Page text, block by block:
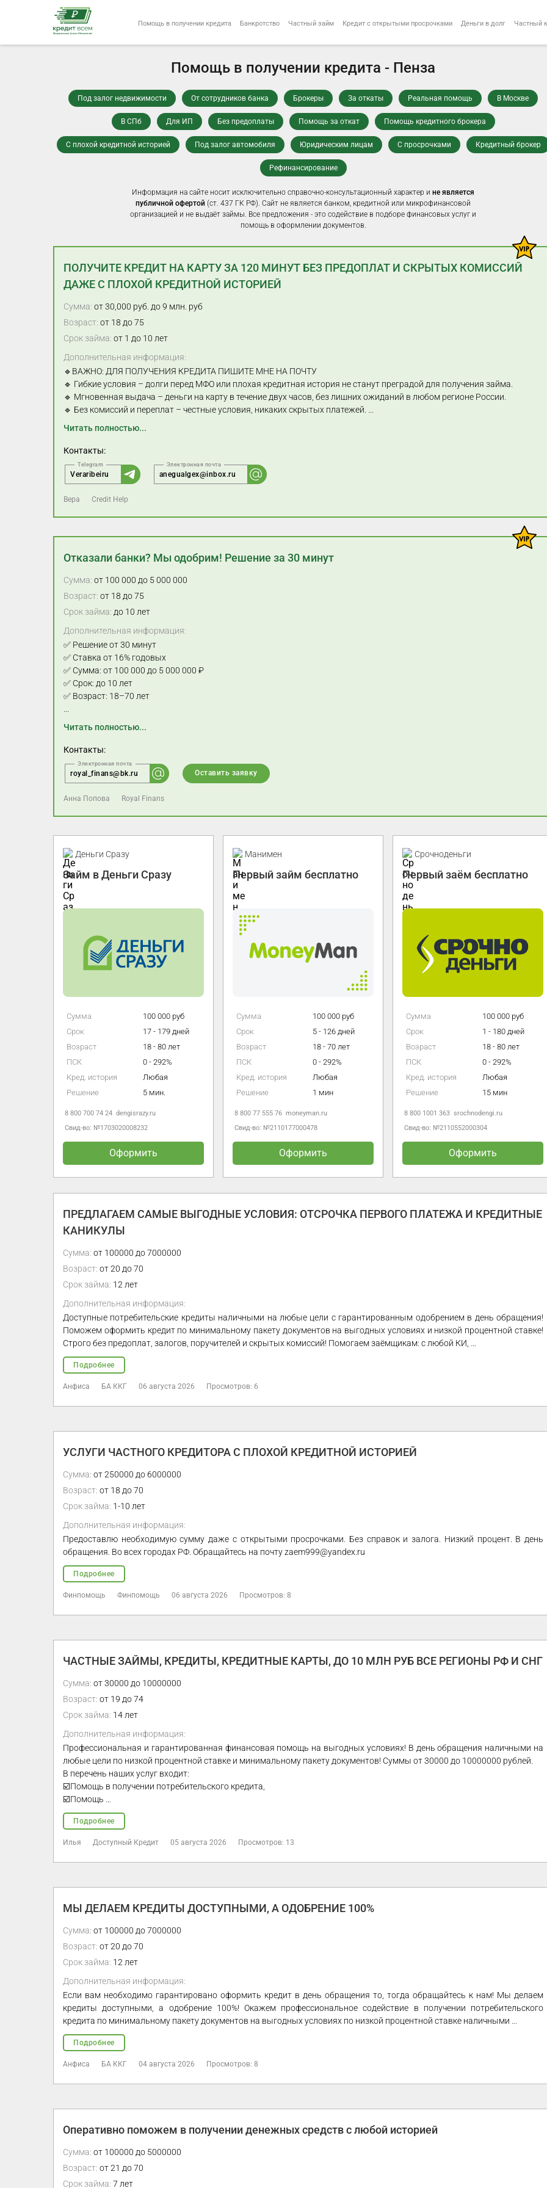
Помощь в получении кредита Банкротство Частный займ Кредит с открытыми просрочками Деньги в долг Частный
Помощь в получении кредита - Пенза
Под залог недвижимости От сотрудников банка Брокеры За откаты Реальная помощь В Москве
В СПб Для ИП Без предоплаты Помощь за откат Помощь кредитного брокера
С плохой кредитной историей Под залог автомобиля Юридическим лицам С просрочками Кредитный брокер
Рефинансирование
Информация на сайте носит исключительно справочно-консультационный характер и не является
публичной офертой (ст. 437 ГК РФ). Сайт не является банком, кредитной или микрофинансовой
организацией и не выдаёт займы. Все предложения - это содействие в подборе финансовых услуг и
помощь в оформлении документов.
ПОЛУЧИТЕ КРЕДИТ НА КАРТУ ЗА 120 МИНУТ БЕЗ ПРЕДОПЛАТ И СКРЫТЫХ КОМИССИЙ
ДАЖЕ С ПЛОХОЙ КРЕДИТНОЙ ИСТОРИЕЙ
Сумма: от 30,000 руб. до 9 млн. руб
Возраст: от 18 до 75
Срок займа: от 1 до 10 лет
Дополнительная информация:
🔹ВАЖНО: ДЛЯ ПОЛУЧЕНИЯ КРЕДИТА ПИШИТЕ МНЕ НА ПОЧТУ
🔹 Гибкие условия – долги перед МФО или плохая кредитная история не станут преградой для получения займа.
🔹 Мгновенная выдача – деньги на карту в течение двух часов, без лишних ожиданий в любом регионе России.
🔹 Без комиссий и переплат – честные условия, никаких скрытых платежей.
Читать полностью...
Контакты:
Veraribeiru anegualgex@inbox.ru
Вера Credit Help
Отказали банки? Мы одобрим! Решение за 30 минут
Сумма: от 100 000 до 5 000 000
Возраст: от 18 до 75
Срок займа: до 10 лет
Дополнительная информация:
✅ Решение от 30 минут
✅ Ставка от 16% годовых
✅ Сумма: от 100 000 до 5 000 000 ₽
✅ Срок: до 10 лет
✅ Возраст: 18–70 лет
Читать полностью...
Контакты:
royal_finans@bk.ru Оставить заявку
Анна Попова Royal Finans
Деньги Сразу
Займ в Деньги Сразу
Сумма
100 000 руб
Срок
17 - 179 дней
Возраст
18 - 80 лет
ПСК
0 - 292%
Кред. история
Любая
Решение
5 мин.
8 800 700 74 24 dengisrazy.ru
Свид-во: №1703020008232
Оформить
Манимен
Первый займ бесплатно
Сумма
100 000 руб
Срок
5 - 126 дней
Возраст
18 - 70 лет
ПСК
0 - 292%
Кред. история
Любая
Решение
1 мин
8 800 77 555 76 moneyman.ru
Свид-во: №2110177000478
Оформить
Срочноденьги
Первый заём бесплатно
Сумма
100 000 руб
Срок
1 - 180 дней
Возраст
18 - 80 лет
ПСК
0 - 292%
Кред. история
Любая
Решение
15 мин
8 800 1001 363 srochnodengi.ru
Свид-во: №2110552000304
Оформить
ПРЕДЛАГАЕМ САМЫЕ ВЫГОДНЫЕ УСЛОВИЯ: ОТСРОЧКА ПЕРВОГО ПЛАТЕЖА И КРЕДИТНЫЕ
КАНИКУЛЫ
Сумма: от 100000 до 7000000
Возраст: от 20 до 70
Срок займа: 12 лет
Дополнительная информация:
Доступные потребительские кредиты наличными на любые цели с гарантированным одобрением в день обращения!
Поможем оформить кредит по минимальному пакету документов на выгодных условиях и низкой процентной ставке!
Строго без предоплат, залогов, поручителей и скрытых комиссий! Помогаем заёмщикам: с любой КИ, …
Подробнее
Анфиса БА ККГ 06 августа 2026 Просмотров: 6
УСЛУГИ ЧАСТНОГО КРЕДИТОРА С ПЛОХОЙ КРЕДИТНОЙ ИСТОРИЕЙ
Сумма: от 250000 до 6000000
Возраст: от 18 до 70
Срок займа: 1-10 лет
Дополнительная информация:
Предоставлю необходимую сумму даже с открытыми просрочками. Без справок и залога. Низкий процент. В день
обращения. Во всех городах РФ. Обращайтесь на почту zaem999@yandex.ru
Подробнее
Финпомощь Финпомощь 06 августа 2026 Просмотров: 8
ЧАСТНЫЕ ЗАЙМЫ, КРЕДИТЫ, КРЕДИТНЫЕ КАРТЫ, ДО 10 МЛН РУБ ВСЕ РЕГИОНЫ РФ И СНГ
Сумма: от 30000 до 10000000
Возраст: от 19 до 74
Срок займа: 14 лет
Дополнительная информация:
Профессиональная и гарантированная финансовая помощь на выгодных условиях! В день обращения наличными на
любые цели по низкой процентной ставке и минимальному пакету документов! Суммы от 30000 до 10000000 рублей.
В перечень наших услуг входит:
☑️Помощь в получении потребительского кредита,
☑️Помощь …
Подробнее
Илья Доступный Кредит 05 августа 2026 Просмотров: 13
МЫ ДЕЛАЕМ КРЕДИТЫ ДОСТУПНЫМИ, А ОДОБРЕНИЕ 100%
Сумма: от 100000 до 7000000
Возраст: от 20 до 70
Срок займа: 12 лет
Дополнительная информация:
Если вам необходимо гарантировано оформить кредит в день обращения то, тогда обращайтесь к нам! Мы делаем
кредиты доступными, а одобрение 100%! Окажем профессиональное содействие в получении потребительского
кредита по минимальному пакету документов на выгодных условиях по низкой процентной ставке наличными …
Подробнее
Анфиса БА ККГ 04 августа 2026 Просмотров: 8
Оперативно поможем в получении денежных средств с любой историей
Сумма: от 100000 до 5000000
Возраст: от 21 до 70
Срок займа: 7 лет